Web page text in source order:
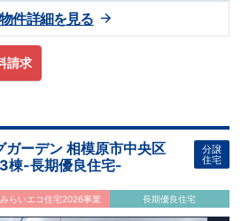
来客時にも対応できるゆとりのある住
完備の充実収納プラン
トを設置。
、居室空間を広く美しく保てます。
、暮らしやすさ重視の住空間
パントリ
など、日常使いを考えた収納計画。
生
ることで、家事効率もアップ。
る、収納豊富な住まいです。
JR相模線、京王相模原線 「橋本」
請求
物件詳細を見る
ガーデン 相模原市中央区
棟-長期優良住宅-
分譲
住宅
みらいエコ住宅2026事業 長期優良住宅